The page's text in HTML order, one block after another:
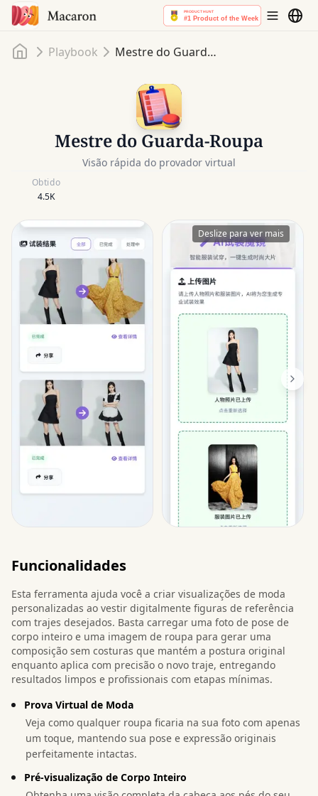
InícioPlaybook Mestre do Guarda-Roupa
Mestre do Guarda-Roupa
Visão rápida do provador virtual
Obtido
4.5K
Deslize para ver mais
Funcionalidades
Esta ferramenta ajuda você a criar visualizações de moda
personalizadas ao vestir digitalmente figuras de referência
com trajes desejados. Basta carregar uma foto de pose de
corpo inteiro e uma imagem de roupa para gerar uma
composição sem costuras que mantém a postura original
enquanto aplica com precisão o novo traje, entregando
resultados limpos e profissionais com etapas mínimas.
Prova Virtual de Moda
Veja como qualquer roupa ficaria na sua foto com apenas
um toque, mantendo sua pose e expressão originais
perfeitamente intactas.
Pré-visualização de Corpo Inteiro